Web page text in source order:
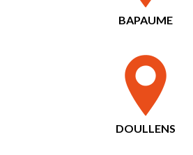
BAPAUME
DOULLENS